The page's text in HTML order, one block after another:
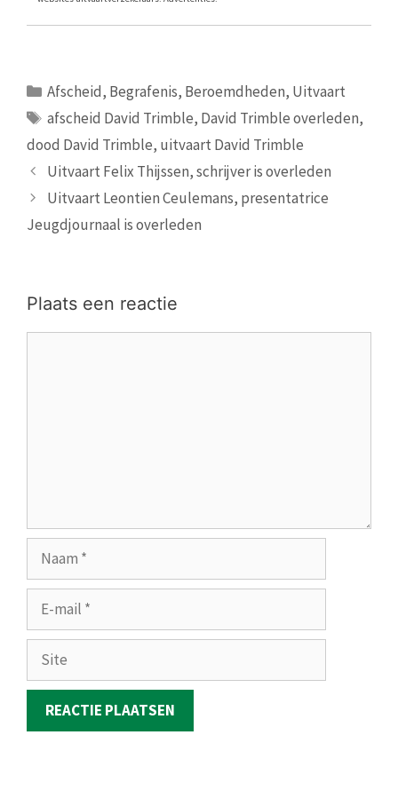
Categorieën
Afscheid, Begrafenis, Beroemdheden, Uitvaart
Tags
afscheid David Trimble, David Trimble overleden,
dood David Trimble, uitvaart David Trimble
Uitvaart Felix Thijssen, schrijver is overleden
Uitvaart Leontien Ceulemans, presentatrice
Jeugdjournaal is overleden
Plaats een reactie
mail
Site